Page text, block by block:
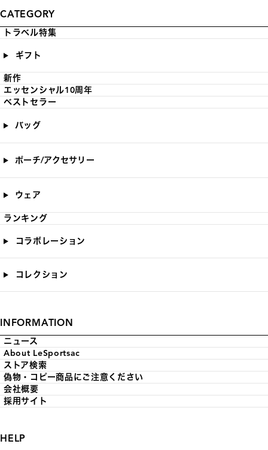
CATEGORY
トラベル特集
ギフト
新作
エッセンシャル10周年
ベストセラー
バッグ
ポーチ/アクセサリー
ウェア
ランキング
コラボレーション
コレクション
INFORMATION
ニュース
About LeSportsac
ストア検索
偽物・コピー商品にご注意ください
会社概要
採用サイト
HELP